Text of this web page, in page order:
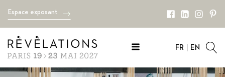
Espace exposant
FR EN